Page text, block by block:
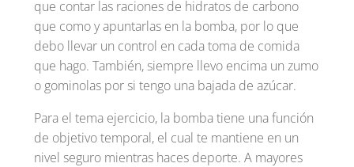
que contar las raciones de hidratos de carbono
que como y apuntarlas en la bomba, por lo que
debo llevar un control en cada toma de comida
que hago. También, siempre llevo encima un zumo
o gominolas por si tengo una bajada de azúcar.
Para el tema ejercicio, la bomba tiene una función
de objetivo temporal, el cual te mantiene en un
nivel seguro mientras haces deporte. A mayores